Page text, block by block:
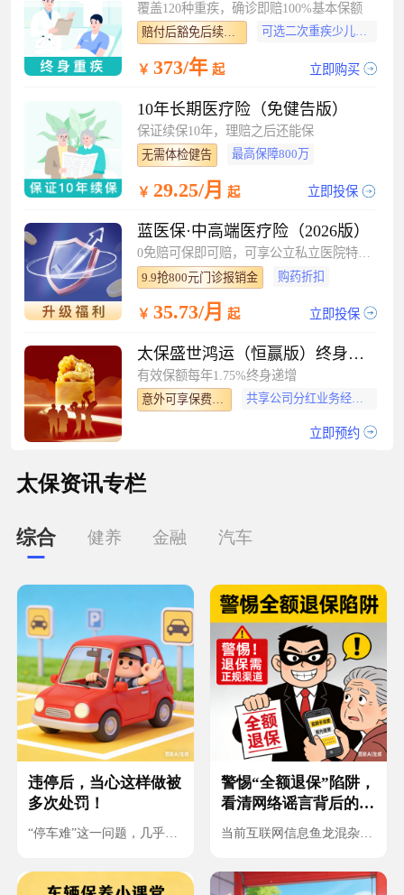
覆盖120种重疾，确诊即赔100%基本保额
赔付后豁免后续保费 可选二次重疾少儿特疾
￥ 373/年起 立即购买
10年长期医疗险（免健告版）
保证续保10年，理赔之后还能保
无需体检健告 最高保障800万
￥ 29.25/月 起 立即投保
蓝医保·中高端医疗险（2026版）
0免赔可保即可赔，可享公立私立医院特需部
9.9抢800元门诊报销金 购药折扣
￥ 35.73/月 起 立即投保
太保盛世鸿运（恒赢版）终身寿险（分红型）
有效保额每年1.75%终身递增
意外可享保费豁免 共享公司分红业务经营盈余
立即预约